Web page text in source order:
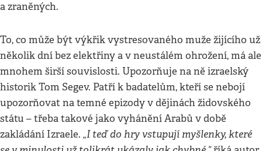
a zraněných.
To, co může být výkřik vystresovaného muže žijícího už
několik dní bez elektřiny a v neustálém ohrožení, má ale
mnohem širší souvislosti. Upozorňuje na ně izraelský
historik Tom Segev. Patří k badatelům, kteří se nebojí
upozorňovat na temné epizody v dějinách židovského
státu – třeba takové jako vyhánění Arabů v době
zakládání Izraele. „I teď do hry vstupují myšlenky, které